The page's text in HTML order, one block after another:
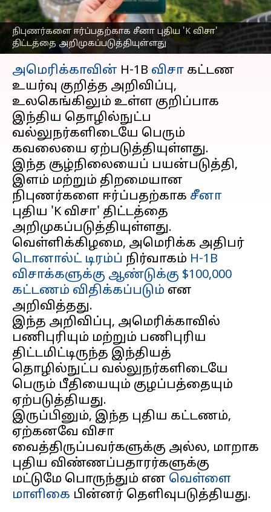
நிபுணர்களை ஈர்ப்பதற்காக சீனா புதிய 'K விசா'
திட்டத்தை அறிமுகப்படுத்தியுள்ளது
எழுதியவர் Venkatalakshmi V Sep 22, 2025 12:59 pm
செய்தி முன்னோட்டம்
அமெரிக்காவின் H-1B விசா கட்டண
உயர்வு குறித்த அறிவிப்பு,
உலகெங்கிலும் உள்ள குறிப்பாக
இந்திய தொழில்நுட்ப
வல்லுநர்களிடையே பெரும்
கவலையை ஏற்படுத்தியுள்ளது.
இந்த சூழ்நிலையைப் பயன்படுத்தி,
இளம் மற்றும் திறமையான
நிபுணர்களை ஈர்ப்பதற்காக சீனா
புதிய 'K விசா' திட்டத்தை
அறிமுகப்படுத்தியுள்ளது.
வெள்ளிக்கிழமை, அமெரிக்க அதிபர்
டொனால்ட் டிரம்ப் நிர்வாகம் H-1B
விசாக்களுக்கு ஆண்டுக்கு $100,000
கட்டணம் விதிக்கப்படும் என
அறிவித்தது.
இந்த அறிவிப்பு, அமெரிக்காவில்
பணிபுரியும் மற்றும் பணிபுரிய
திட்டமிட்டிருந்த இந்தியத்
தொழில்நுட்ப வல்லுநர்களிடையே
பெரும் பீதியையும் குழப்பத்தையும்
ஏற்படுத்தியது.
இருப்பினும், இந்த புதிய கட்டணம்,
ஏற்கனவே விசா
வைத்திருப்பவர்களுக்கு அல்ல, மாறாக
புதிய விண்ணப்பதாரர்களுக்கு
மட்டுமே பொருந்தும் என வெள்ளை
மாளிகை